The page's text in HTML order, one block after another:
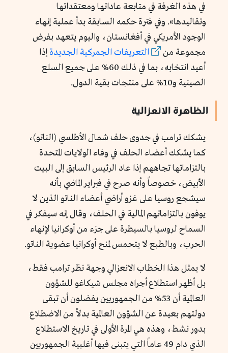
في هذه الغرفة في متابعة عاداتها ومعتقداتها
وتقاليدها». وفي فترة حكمه السابقة بدأ عملية إنهاء
الوجود الأمريكي في أفغانستان، واليوم يتعهد بفرض
مجموعة من
التعريفات الجمركية الجديدة إذا
أعيد انتخابه، بما في ذلك 60% على جميع السلع
الصينية و10% على منتجات بقية الدول.
الظاهرة الانعزالية
يشكك ترامب في جدوى حلف شمال الأطلسي (الناتو)،
كما يشكك أعضاء الحلف في وفاء الولايات المتحدة
بالتزاماتها تجاههم إذا عاد الرئيس السابق إلى البيت
الأبيض، خصوصاً وأنه صرح في فبراير الماضي بأنه
سيشجع روسيا على غزو أراضي أعضاء الناتو الذين لا
يوفون بالتزاماتهم المالية في الحلف، وقال إنه سيفكر في
السماح لروسيا بالسيطرة على جزء من أوكرانيا لإنهاء
الحرب، وبالطبع لا يتحمس لمنح أوكرانيا عضوية الناتو.
لا يمثل هذا الخطاب الانعزالي وجهة نظر ترامب فقط،
بل أظهر استطلاع أجراه مجلس شيكاغو للشؤون
العالمية أن 53% من الجمهوريين يفضلون أن تبقى
دولتهم بعيدة عن الشؤون العالمية بدلاً من الاضطلاع
بدور نشط، وهذه هي المرة الأولى في تاريخ الاستطلاع
الذي دام 49 عاماً التي يتبنى فيها أغلبية الجمهوريين